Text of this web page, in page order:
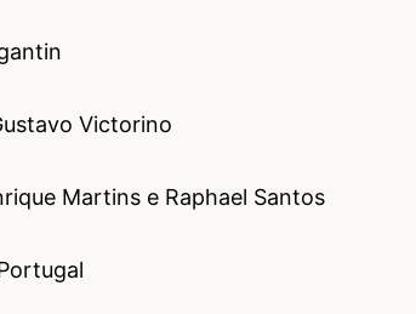
Victorino
Martins e Raphael Santos